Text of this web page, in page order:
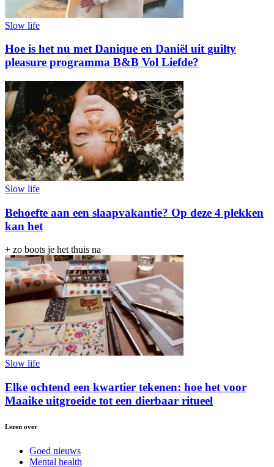
Slow life
Hoe is het nu met Danique en Daniël uit guilty
pleasure programma B&B Vol Liefde?
Slow life
Behoefte aan een slaapvakantie? Op deze 4 plekken
kan het
+ zo boots je het thuis na
Slow life
Elke ochtend een kwartier tekenen: hoe het voor
Maaike uitgroeide tot een dierbaar ritueel
Lezen over
Goed nieuws
Mental health